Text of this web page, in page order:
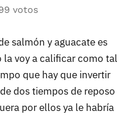
votos
salmón y aguacate es
la voy a calificar como tal
que hay que invertir
dos tiempos de reposo
por ellos ya le habría